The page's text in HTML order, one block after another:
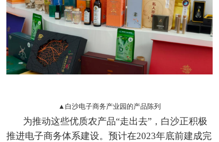
▲白沙电子商务产业园的产品陈列
为推动这些优质农产品“走出去”，白沙正积极
推进电子商务体系建设。预计在2023年底前建成完